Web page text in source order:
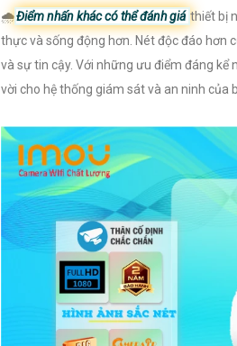
🌧️Điểm nhấn khác có thể đánh giá thiết bị
thực và sống động hơn. Nét độc đáo hơn
và sự tin cậy. Với những ưu điểm đáng kể
vời cho hệ thống giám sát và an ninh của